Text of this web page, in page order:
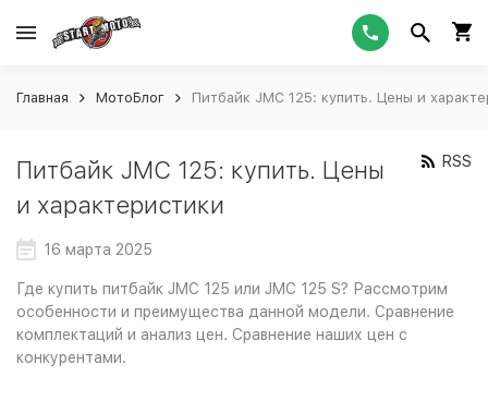
Главная МотоБлог Питбайк JMC 125: купить. Цены и
Питбайк JMC 125: купить. Цены
и характеристики
RSS
16 марта 2025
Где купить питбайк JMC 125 или JMC 125 S? Рассмотрим
особенности и преимущества данной модели. Сравнение
комплектаций и анализ цен. Сравнение наших цен с
конкурентами.